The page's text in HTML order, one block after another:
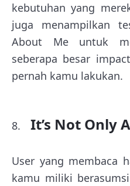
kebutuhan yang
juga menampilkan
About Me untuk
seberapa besar
pernah kamu lakukan.
It’s Not Only
User yang membaca
kamu miliki